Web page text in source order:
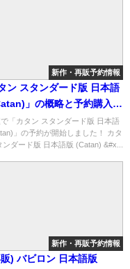
新作・再販予約情報
ン スタンダード版 日本語
」の概略と予約購入可
ョップ紹介！
「カタン スタンダード版 日本語
」の予約が開始しました！ カタ
ンダード版 日本語版 (Catan) &#x...
新作・再販予約情報
販) バビロン 日本語版